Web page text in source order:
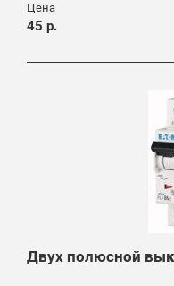
Цена
45 р.
Двух полюсной